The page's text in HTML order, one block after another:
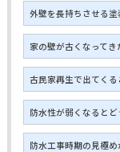
外壁を長持ちさせる塗
家の壁が古くなってき
古民家再生で出てくる
防水性が弱くなるとど
防水工事時期の見極め